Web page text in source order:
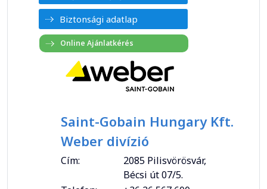
Biztonsági adatlap
Saint-Gobain Hungary Kft.
Weber divízió
Cím:
2085 Pilisvörösvár,
Bécsi út 07/5.